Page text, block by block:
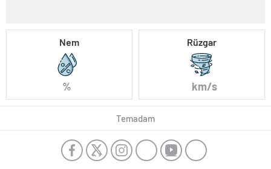
Nem
%
Rüzgar
km/s
Temadam